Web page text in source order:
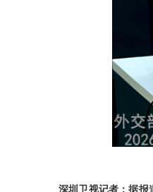
深圳卫视记者：据